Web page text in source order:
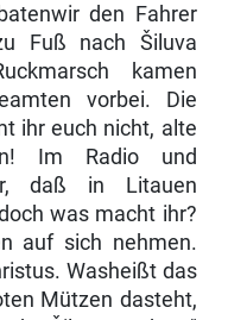
den Fahrer
Fuß nach Šiluva
kamen
vorbei. Die
ihr euch nicht, alte
Im Radio und
daß in Litauen
was macht ihr?
auf sich nehmen.
Washeißt das
Mützen dasteht,